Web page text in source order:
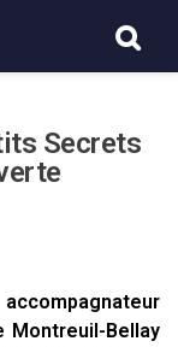
Secrets
Montreuil-Bellay